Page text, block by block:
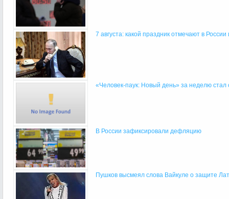
7 августа: какой праздник отмечают в
«Человек-паук: Новый день» за неделю
В России зафиксировали дефляцию
Пушков высмеял слова Вайкуле о защите